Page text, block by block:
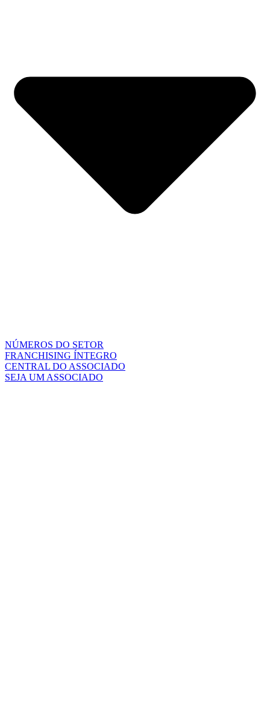
NÚMEROS DO SETOR
FRANCHISING ÍNTEGRO
CENTRAL DO ASSOCIADO
SEJA UM ASSOCIADO